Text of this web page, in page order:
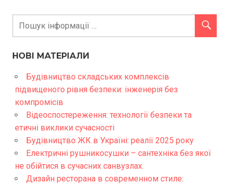
НОВІ МАТЕРІАЛИ
Будівництво складських комплексів
підвищеного рівня безпеки: інженерія без
компромісів
Відеоспостереження: технології безпеки та
етичні виклики сучасності
Будівництво ЖК в Україні: реалії 2025 року
Електричні рушникосушки – сантехніка без якої
не обійтися в сучасних санвузлах.
Дизайн ресторана в современном стиле: